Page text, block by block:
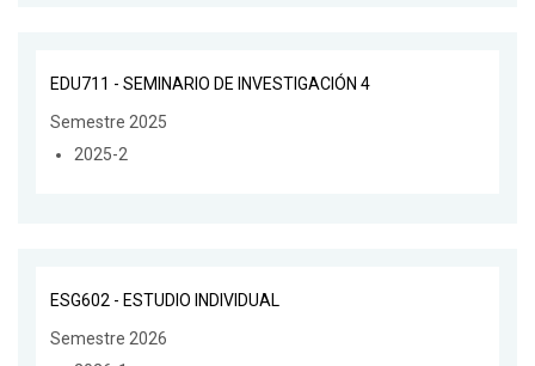
EDU711 - SEMINARIO DE INVESTIGACIÓN 4
Semestre 2025
2025-2
ESG602 - ESTUDIO INDIVIDUAL
Semestre 2026